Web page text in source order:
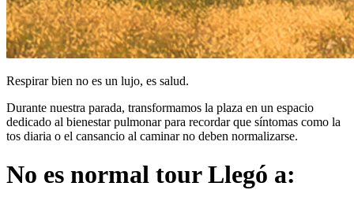
Respirar bien no es un lujo, es salud.
Durante nuestra parada, transformamos la plaza en un espacio
dedicado al bienestar pulmonar para recordar que síntomas como la
tos diaria o el cansancio al caminar no deben normalizarse.
No es normal tour Llegó a: